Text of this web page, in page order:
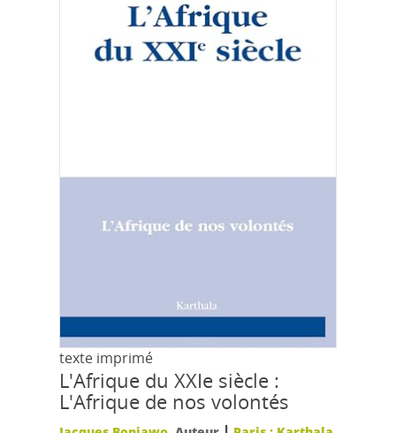
texte imprimé
L'Afrique du XXIe siècle :
L'Afrique de nos volontés